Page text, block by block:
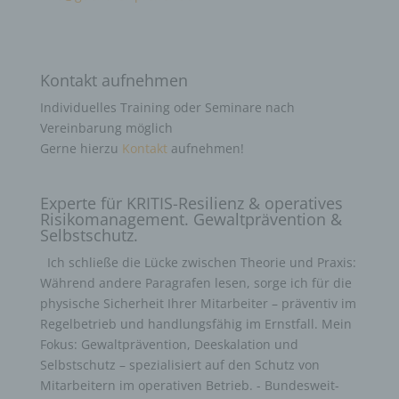
Kontakt aufnehmen
Individuelles Training oder Seminare nach
Vereinbarung möglich
Gerne hierzu Kontaktaufnehmen!
Experte für KRITIS-Resilienz & operatives
Risikomanagement. Gewaltprävention &
Selbstschutz.
Ich schließe die Lücke zwischen Theorie und Praxis:
Während andere Paragrafen lesen, sorge ich für die
physische Sicherheit Ihrer Mitarbeiter – präventiv im
Regelbetrieb und handlungsfähig im Ernstfall. Mein
Fokus: Gewaltprävention, Deeskalation und
Selbstschutz – spezialisiert auf den Schutz von
Mitarbeitern im operativen Betrieb. - Bundesweit-